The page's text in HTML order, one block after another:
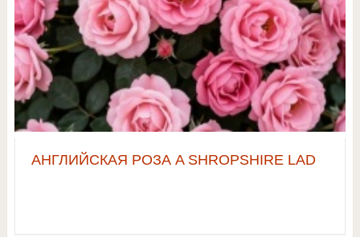
АНГЛИЙСКАЯ РОЗА A SHROPSHIRE LAD